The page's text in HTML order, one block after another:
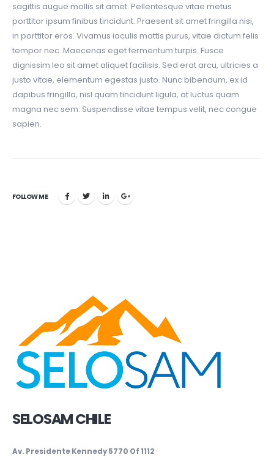
sagittis augue mollis sit amet. Pellentesque vitae metus
porttitor ipsum finibus tincidunt. Praesent sit amet fringilla nisi,
in porttitor eros. Vivamus iaculis mattis purus, vitae dictum felis
tempor nec. Maecenas eget fermentum turpis. Fusce
dignissim leo sit amet aliquet facilisis. Sed erat arcu, ultricies a
justo vitae, elementum egestas justo. Nunc bibendum, ex id
dapibus fringilla, nisl quam tincidunt ligula, at luctus quam
magna nec sem. Suspendisse vitae tempus velit, nec congue
sapien.
FOLLOW ME
SELOSAM CHILE
Av. Presidente Kennedy 5770 Of 1112